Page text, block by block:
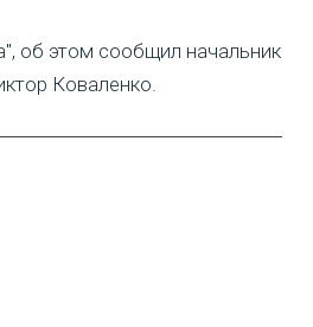
об этом сообщил начальник
Коваленко.